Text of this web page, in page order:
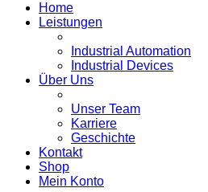
Home
Leistungen
Industrial Automation
Industrial Devices
Über Uns
Unser Team
Karriere
Geschichte
Kontakt
Shop
Mein Konto